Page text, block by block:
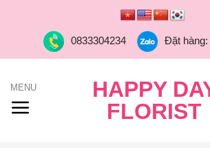
0833304234 Đặt hàng:
HAPPY
FLORIST